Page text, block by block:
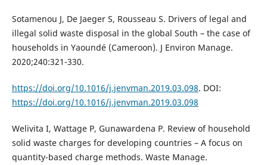
Sotamenou J, De Jaeger S, Rousseau S. Drivers of legal and
illegal solid waste disposal in the global South – the case of
households in Yaoundé (Cameroon). J Environ Manage.
2020;240:321-330.
https://doi.org/10.1016/j.jenvman.2019.03.098. DOI:
https://doi.org/10.1016/j.jenvman.2019.03.098
Welivita I, Wattage P, Gunawardena P. Review of household
solid waste charges for developing countries – A focus on
quantity-based charge methods. Waste Manage.